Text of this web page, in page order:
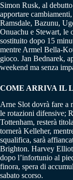
Simon Rusk, al
apportare
Ramsdale, Bazunu,
Onuachu e Stewart, le
sostituito dopo 15
mentre Armel Bella-
gioco. Jan Bednarek,
weekend ma senza
COME ARRIVA IL
Arne Slot dovrà fare a
le rotazioni difensive;
Tottenham, resterà
tornerà Kelleher,
squalifica, sarà
Brighton. Harvey
dopo l’infortunio al
finora, spera di
sabato scorso.